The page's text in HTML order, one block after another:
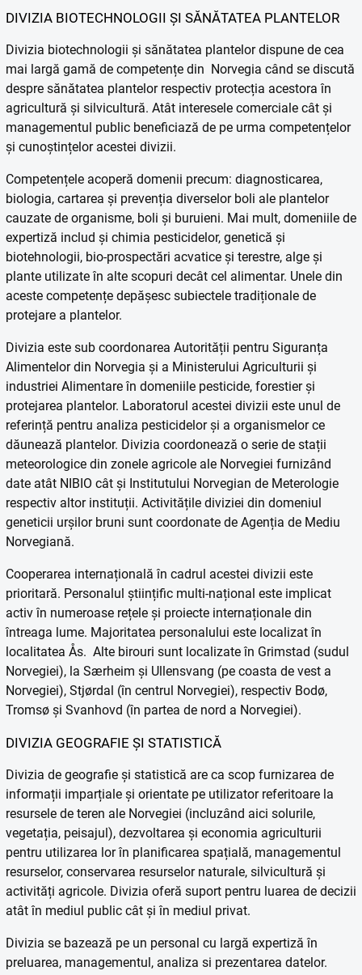
DIVIZIA BIOTECHNOLOGII ȘI SĂNĂTATEA PLANTELOR
Divizia biotechnologii și sănătatea plantelor dispune de cea
mai largă gamă de competențe din Norvegia când se discută
despre sănătatea plantelor respectiv protecția acestora în
agricultură și silvicultură. Atât interesele comerciale cât și
managementul public beneficiază de pe urma competențelor
și cunoștințelor acestei divizii.
Competențele acoperă domenii precum: diagnosticarea,
biologia, cartarea și prevenția diverselor boli ale plantelor
cauzate de organisme, boli și buruieni. Mai mult, domeniile de
expertiză includ și chimia pesticidelor, genetică și
biotehnologii, bio-prospectări acvatice și terestre, alge și
plante utilizate în alte scopuri decât cel alimentar. Unele din
aceste competențe depășesc subiectele tradiționale de
protejare a plantelor.
Divizia este sub coordonarea Autorității pentru Siguranța
Alimentelor din Norvegia și a Ministerului Agriculturii și
industriei Alimentare în domeniile pesticide, forestier și
protejarea plantelor. Laboratorul acestei divizii este unul de
referință pentru analiza pesticidelor și a organismelor ce
dăunează plantelor. Divizia coordonează o serie de stații
meteorologice din zonele agricole ale Norvegiei furnizând
date atât NIBIO cât și Institutului Norvegian de Meterologie
respectiv altor instituții. Activitățile diviziei din domeniul
geneticii urșilor bruni sunt coordonate de Agenția de Mediu
Norvegiană.
Cooperarea internațională în cadrul acestei divizii este
prioritară. Personalul științific multi-național este implicat
activ în numeroase rețele și proiecte internaționale din
întreaga lume. Majoritatea personalului este localizat în
localitatea Ås. Alte birouri sunt localizate în Grimstad (sudul
Norvegiei), la Særheim și Ullensvang (pe coasta de vest a
Norvegiei), Stjørdal (în centrul Norvegiei), respectiv Bodø,
Tromsø și Svanhovd (în partea de nord a Norvegiei).
DIVIZIA GEOGRAFIE ȘI STATISTICĂ
Divizia de geografie și statistică are ca scop furnizarea de
informații imparțiale și orientate pe utilizator referitoare la
resursele de teren ale Norvegiei (incluzând aici solurile,
vegetația, peisajul), dezvoltarea și economia agriculturii
pentru utilizarea lor în planificarea spațială, managementul
resurselor, conservarea resurselor naturale, silvicultură și
activități agricole. Divizia oferă suport pentru luarea de decizii
atât în mediul public cât și în mediul privat.
Divizia se bazează pe un personal cu largă expertiză în
preluarea, managementul, analiza si prezentarea datelor.